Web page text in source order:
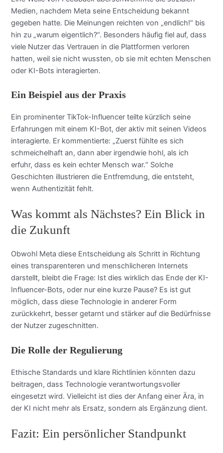
Medien, nachdem Meta seine Entscheidung bekannt
gegeben hatte. Die Meinungen reichten von „endlich!“ bis
hin zu „warum eigentlich?“. Besonders häufig fiel auf, dass
viele Nutzer das Vertrauen in die Plattformen verloren
hatten, weil sie nicht wussten, ob sie mit echten Menschen
oder KI-Bots interagierten.
Ein Beispiel aus der Praxis
Ein prominenter TikTok-Influencer teilte kürzlich seine
Erfahrungen mit einem KI-Bot, der aktiv mit seinen Videos
interagierte. Er kommentierte: „Zuerst fühlte es sich
schmeichelhaft an, dann aber irgendwie hohl, als ich
erfuhr, dass es kein echter Mensch war.“ Solche
Geschichten illustrieren die Entfremdung, die entsteht,
wenn Authentizität fehlt.
Was kommt als Nächstes? Ein Blick in
die Zukunft
Obwohl Meta diese Entscheidung als Schritt in Richtung
eines transparenteren und menschlicheren Internets
darstellt, bleibt die Frage: Ist dies wirklich das Ende der KI-
Influencer-Bots, oder nur eine kurze Pause? Es ist gut
möglich, dass diese Technologie in anderer Form
zurückkehrt, besser getarnt und stärker auf die Bedürfnisse
der Nutzer zugeschnitten.
Die Rolle der Regulierung
Ethische Standards und klare Richtlinien könnten dazu
beitragen, dass Technologie verantwortungsvoller
eingesetzt wird. Vielleicht ist dies der Anfang einer Ära, in
der KI nicht mehr als Ersatz, sondern als Ergänzung dient.
Fazit: Ein persönlicher Standpunkt